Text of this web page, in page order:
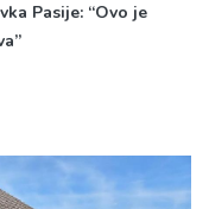
Pasije: “Ovo je